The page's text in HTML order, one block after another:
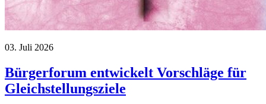
03. Juli 2026
Bürgerforum entwickelt Vorschläge für
Gleichstellungsziele